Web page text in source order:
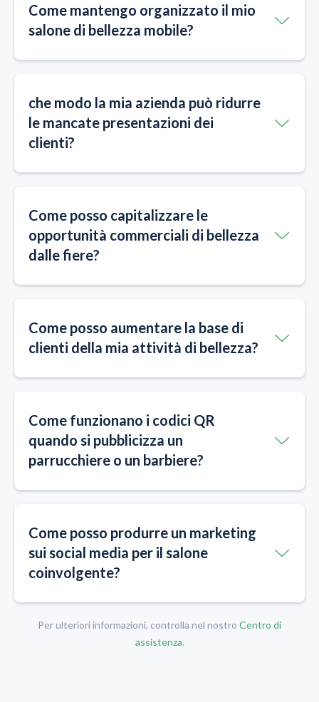
Come mantengo organizzato il mio
salone di bellezza mobile?
che modo la mia azienda può ridurre
le mancate presentazioni dei
clienti?
Come posso capitalizzare le
opportunità commerciali di bellezza
dalle fiere?
Come posso aumentare la base di
clienti della mia attività di bellezza?
Come funzionano i codici QR
quando si pubblicizza un
parrucchiere o un barbiere?
Come posso produrre un marketing
sui social media per il salone
coinvolgente?
Per ulteriori informazioni, controlla nel nostro Centro di
assistenza.